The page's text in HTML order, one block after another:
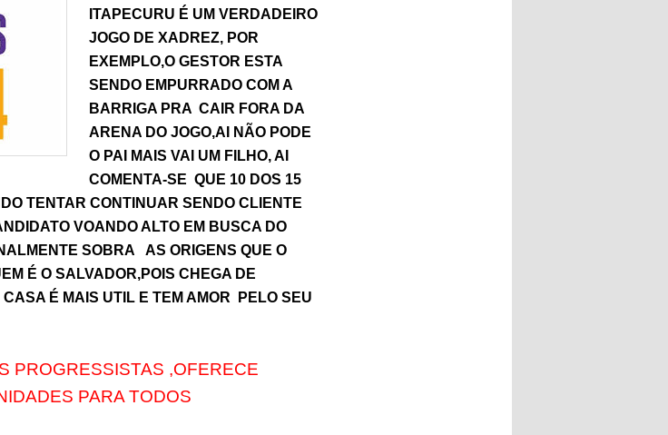
ITAPECURU É UM VERDADEIRO
JOGO DE XADREZ, POR
EXEMPLO,O GESTOR ESTA
SENDO EMPURRADO COM A
BARRIGA PRA CAIR FORA DA
ARENA DO JOGO,AI NÃO PODE
O PAI MAIS VAI UM FILHO, AI
COMENTA-SE QUE 10 DOS 15
TENTAR CONTINUAR SENDO CLIENTE
VOANDO ALTO EM BUSCA DO
SOBRA AS ORIGENS QUE O
É O SALVADOR,POIS CHEGA DE
É MAIS UTIL E TEM AMOR PELO SEU
PROGRESSISTAS ,OFERECE
PARA TODOS